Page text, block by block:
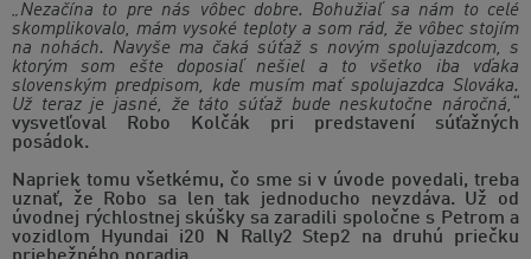
„Nezačína to pre nás vôbec dobre. Bohužiaľ sa nám to celé
skomplikovalo, mám vysoké teploty a som rád, že vôbec stojím
na nohách. Navyše ma čaká súťaž s novým spolujazdcom, s
ktorým som ešte doposiaľ nešiel a to všetko iba vďaka
slovenským predpisom, kde musím mať spolujazdca Slováka.
Už teraz je jasné, že táto súťaž bude neskutočne náročná,“
vysvetľoval Robo Kolčák pri predstavení súťažných
posádok.
Napriek tomu všetkému, čo sme si v úvode povedali, treba
uznať, že Robo sa len tak jednoducho nevzdáva. Už od
úvodnej rýchlostnej skúšky sa zaradili spoločne s Petrom a
vozidlom Hyundai i20 N Rally2 Step2 na druhú priečku